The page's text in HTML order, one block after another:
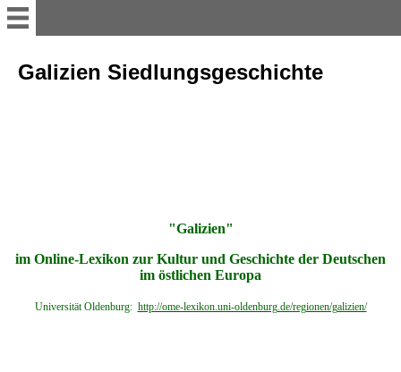
myvolyn
Reise-Impressionen 2018
Galizien Siedlungsgeschichte
"Galizien"
im Online-Lexikon zur Kultur und Geschichte der Deutschen
im östlichen Europa
Universität Oldenburg: http://ome-lexikon.uni-oldenburg.de/regionen/galizien/